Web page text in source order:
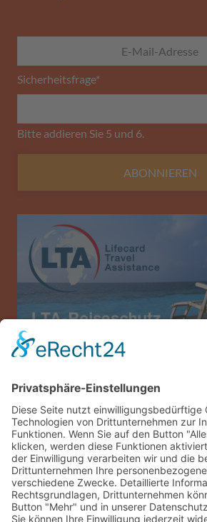
Sicherheitsfrage*
Bitte addieren Sie 5 und 6.
ABONNIEREN
Allianz Travel
Österreich)
Impressum Datenschutz AGB